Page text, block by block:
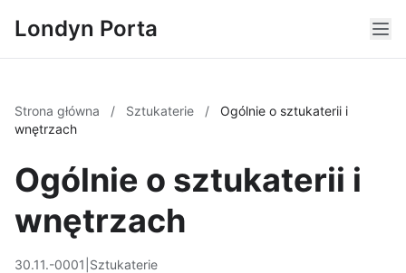
Londyn Porta
Strona główna / Sztukaterie /
Ogólnie o sztukaterii i
wnętrzach
Ogólnie o sztukaterii i
wnętrzach
30.11.-0001 Sztukaterie